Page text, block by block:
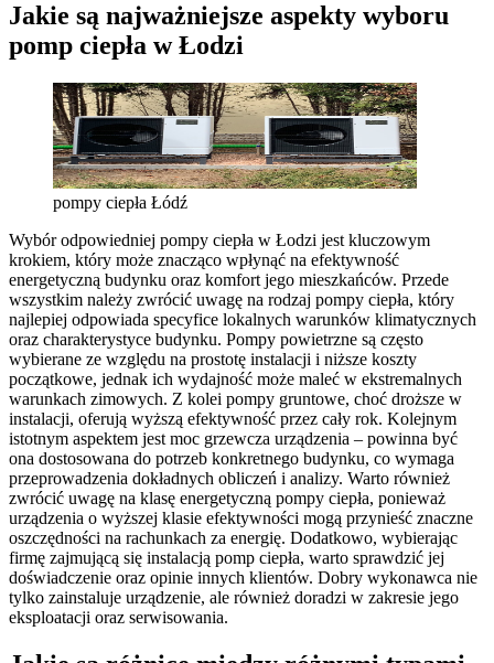
Jakie są najważniejsze aspekty wyboru
pomp ciepła w Łodzi
pompy ciepła Łódź
Wybór odpowiedniej pompy ciepła w Łodzi jest kluczowym
krokiem, który może znacząco wpłynąć na efektywność
energetyczną budynku oraz komfort jego mieszkańców. Przede
wszystkim należy zwrócić uwagę na rodzaj pompy ciepła, który
najlepiej odpowiada specyfice lokalnych warunków klimatycznych
oraz charakterystyce budynku. Pompy powietrzne są często
wybierane ze względu na prostotę instalacji i niższe koszty
początkowe, jednak ich wydajność może maleć w ekstremalnych
warunkach zimowych. Z kolei pompy gruntowe, choć droższe w
instalacji, oferują wyższą efektywność przez cały rok. Kolejnym
istotnym aspektem jest moc grzewcza urządzenia – powinna być
ona dostosowana do potrzeb konkretnego budynku, co wymaga
przeprowadzenia dokładnych obliczeń i analizy. Warto również
zwrócić uwagę na klasę energetyczną pompy ciepła, ponieważ
urządzenia o wyższej klasie efektywności mogą przynieść znaczne
oszczędności na rachunkach za energię. Dodatkowo, wybierając
firmę zajmującą się instalacją pomp ciepła, warto sprawdzić jej
doświadczenie oraz opinie innych klientów. Dobry wykonawca nie
tylko zainstaluje urządzenie, ale również doradzi w zakresie jego
eksploatacji oraz serwisowania.